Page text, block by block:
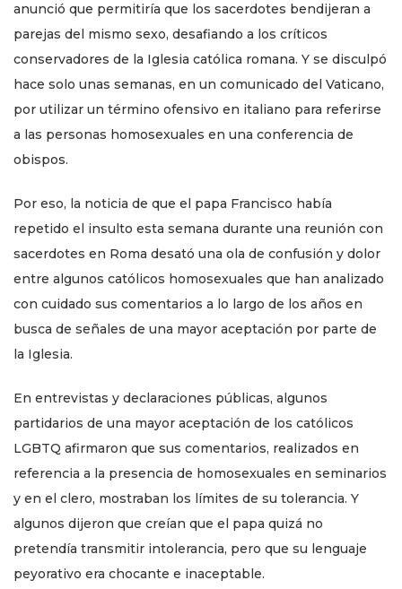
anunció que permitiría que los sacerdotes bendijeran a
parejas del mismo sexo, desafiando a los críticos
conservadores de la Iglesia católica romana. Y se disculpó
hace solo unas semanas, en un comunicado del Vaticano,
por utilizar un término ofensivo en italiano para referirse
a las personas homosexuales en una conferencia de
obispos.
Por eso, la noticia de que el papa Francisco había
repetido el insulto esta semana durante una reunión con
sacerdotes en Roma desató una ola de confusión y dolor
entre algunos católicos homosexuales que han analizado
con cuidado sus comentarios a lo largo de los años en
busca de señales de una mayor aceptación por parte de
la Iglesia.
En entrevistas y declaraciones públicas, algunos
partidarios de una mayor aceptación de los católicos
LGBTQ afirmaron que sus comentarios, realizados en
referencia a la presencia de homosexuales en seminarios
y en el clero, mostraban los límites de su tolerancia. Y
algunos dijeron que creían que el papa quizá no
pretendía transmitir intolerancia, pero que su lenguaje
peyorativo era chocante e inaceptable.